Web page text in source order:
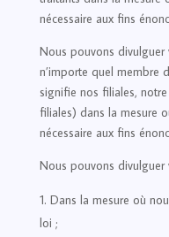
nécessaire aux fins
Nous pouvons
n’importe quel membre
signifie nos filiales,
filiales) dans la mesure
nécessaire aux fins
Nous pouvons
Dans la mesure où
loi ;